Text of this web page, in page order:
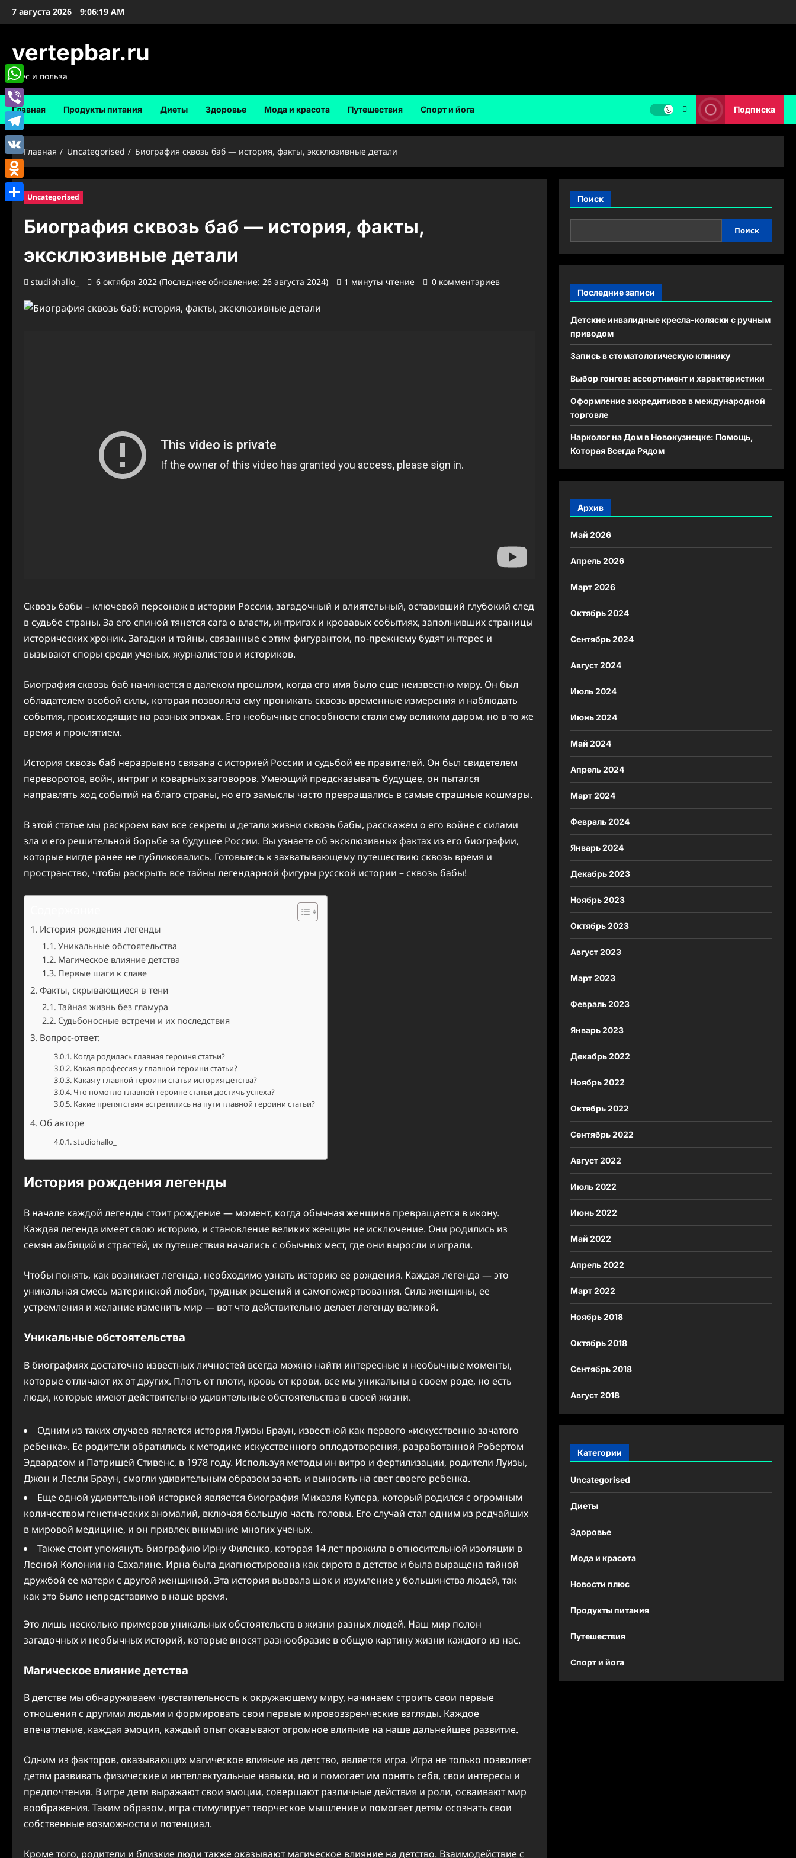
Перейти
7 августа 2026 9:06:20 AM
vertepbar.ru
Вкус и польза
Главная Продукты питания Диеты Здоровье Мода и красота Путешествия Спорт и йога Подписка
Главная Uncategorised Биография сквозь баб — история, факты, эксклюзивные детали
Uncategorised
Биография сквозь баб — история, факты,
эксклюзивные детали
studiohallo_ 6 октября 2022 (Последнее обновление: 26 августа 2024) 1 минуты чтение 0 комментариев
Сквозь бабы – ключевой персонаж в истории России, загадочный и влиятельный, оставивший глубокий след
в судьбе страны. За его спиной тянется сага о власти, интригах и кровавых событиях, заполнивших страницы
исторических хроник. Загадки и тайны, связанные с этим фигурантом, по-прежнему будят интерес и
вызывают споры среди ученых, журналистов и историков.
Биография сквозь баб начинается в далеком прошлом, когда его имя было еще неизвестно миру. Он был
обладателем особой силы, которая позволяла ему проникать сквозь временные измерения и наблюдать
события, происходящие на разных эпохах. Его необычные способности стали ему великим даром, но в то же
время и проклятием.
История сквозь баб неразрывно связана с историей России и судьбой ее правителей. Он был свидетелем
переворотов, войн, интриг и коварных заговоров. Умеющий предсказывать будущее, он пытался
направлять ход событий на благо страны, но его замыслы часто превращались в самые страшные кошмары.
В этой статье мы раскроем вам все секреты и детали жизни сквозь бабы, расскажем о его войне с силами
зла и его решительной борьбе за будущее России. Вы узнаете об эксклюзивных фактах из его биографии,
которые нигде ранее не публиковались. Готовьтесь к захватывающему путешествию сквозь время и
пространство, чтобы раскрыть все тайны легендарной фигуры русской истории – сквозь бабы!
История рождения легенды
Уникальные обстоятельства
Магическое влияние детства
Первые шаги к славе
Факты, скрывающиеся в тени
Тайная жизнь без гламура
Судьбоносные встречи и их последствия
Вопрос-ответ:
Когда родилась главная героиня статьи?
Какая профессия у главной героини статьи?
Какая у главной героини статьи история детства?
Что помогло главной героине статьи достичь успеха?
Какие препятствия встретились на пути главной героини статьи?
Об авторе
studiohallo_
История рождения легенды
В начале каждой легенды стоит рождение — момент, когда обычная женщина превращается в икону.
Каждая легенда имеет свою историю, и становление великих женщин не исключение. Они родились из
семян амбиций и страстей, их путешествия начались с обычных мест, где они выросли и играли.
Чтобы понять, как возникает легенда, необходимо узнать историю ее рождения. Каждая легенда — это
уникальная смесь материнской любви, трудных решений и самопожертвования. Сила женщины, ее
устремления и желание изменить мир — вот что действительно делает легенду великой.
Уникальные обстоятельства
В биографиях достаточно известных личностей всегда можно найти интересные и необычные моменты,
которые отличают их от других. Плоть от плоти, кровь от крови, все мы уникальны в своем роде, но есть
люди, которые имеют действительно удивительные обстоятельства в своей жизни.
Одним из таких случаев является история Луизы Браун, известной как первого «искусственно зачатого
ребенка». Ее родители обратились к методике искусственного оплодотворения, разработанной Робертом
Эдвардсом и Патришей Стивенс, в 1978 году. Используя методы ин витро и фертилизации, родители Луизы,
Джон и Лесли Браун, смогли удивительным образом зачать и выносить на свет своего ребенка.
Еще одной удивительной историей является биография Михаэля Купера, который родился с огромным
количеством генетических аномалий, включая большую часть головы. Его случай стал одним из редчайших
в мировой медицине, и он привлек внимание многих ученых.
Также стоит упомянуть биографию Ирну Филенко, которая 14 лет прожила в относительной изоляции в
Лесной Колонии на Сахалине. Ирна была диагностирована как сирота в детстве и была выращена тайной
дружбой ее матери с другой женщиной. Эта история вызвала шок и изумление у большинства людей, так
как это было непредставимо в наше время.
Это лишь несколько примеров уникальных обстоятельств в жизни разных людей. Наш мир полон
загадочных и необычных историй, которые вносят разнообразие в общую картину жизни каждого из нас.
Магическое влияние детства
В детстве мы обнаруживаем чувствительность к окружающему миру, начинаем строить свои первые
отношения с другими людьми и формировать свои первые мировоззренческие взгляды. Каждое
впечатление, каждая эмоция, каждый опыт оказывают огромное влияние на наше дальнейшее развитие.
Одним из факторов, оказывающих магическое влияние на детство, является игра. Игра не только позволяет
детям развивать физические и интеллектуальные навыки, но и помогает им понять себя, свои интересы и
предпочтения. В игре дети выражают свои эмоции, совершают различные действия и роли, осваивают мир
воображения. Таким образом, игра стимулирует творческое мышление и помогает детям осознать свои
собственные возможности и потенциал.
Кроме того, родители и близкие люди также оказывают магическое влияние на детство. Взаимодействие с
Поиск
Поиск
Последние записи
Детские инвалидные кресла-коляски с ручным
приводом
Запись в стоматологическую клинику
Выбор гонгов: ассортимент и характеристики
Оформление аккредитивов в международной
торговле
Нарколог на Дом в Новокузнецке: Помощь,
Которая Всегда Рядом
Архив
Май 2026
Апрель 2026
Март 2026
Октябрь 2024
Сентябрь 2024
Август 2024
Июль 2024
Июнь 2024
Май 2024
Апрель 2024
Март 2024
Февраль 2024
Январь 2024
Декабрь 2023
Ноябрь 2023
Октябрь 2023
Август 2023
Март 2023
Февраль 2023
Январь 2023
Декабрь 2022
Ноябрь 2022
Октябрь 2022
Сентябрь 2022
Август 2022
Июль 2022
Июнь 2022
Май 2022
Апрель 2022
Март 2022
Ноябрь 2018
Октябрь 2018
Сентябрь 2018
Август 2018
Категории
Uncategorised
Диеты
Здоровье
Мода и красота
Новости плюс
Продукты питания
Путешествия
Спорт и йога
WhatsApp
Viber
Telegram
VK
Odnoklassniki